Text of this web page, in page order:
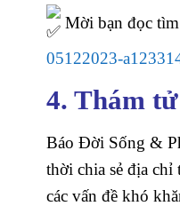
Mời bạn đọc
05122023-
4. Thám
Báo Đời Sống &
thời chia sẻ địa chỉ
các vấn đề khó